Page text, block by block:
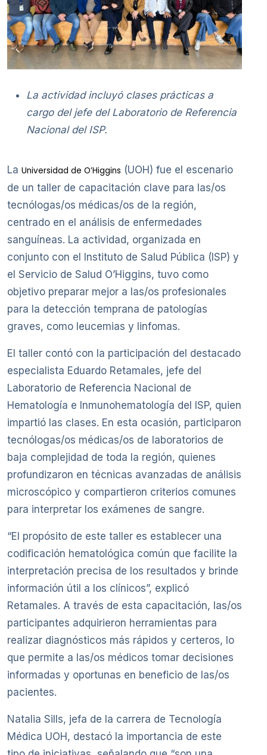
La actividad incluyó clases prácticas a
cargo del jefe del Laboratorio de Referencia
Nacional del ISP.
La Universidad de O’Higgins (UOH) fue el escenario
de un taller de capacitación clave para las/os
tecnólogas/os médicas/os de la región,
centrado en el análisis de enfermedades
sanguíneas. La actividad, organizada en
conjunto con el Instituto de Salud Pública (ISP) y
el Servicio de Salud O’Higgins, tuvo como
objetivo preparar mejor a las/os profesionales
para la detección temprana de patologías
graves, como leucemias y linfomas.
El taller contó con la participación del destacado
especialista Eduardo Retamales, jefe del
Laboratorio de Referencia Nacional de
Hematología e Inmunohematología del ISP, quien
impartió las clases. En esta ocasión, participaron
tecnólogas/os médicas/os de laboratorios de
baja complejidad de toda la región, quienes
profundizaron en técnicas avanzadas de análisis
microscópico y compartieron criterios comunes
para interpretar los exámenes de sangre.
“El propósito de este taller es establecer una
codificación hematológica común que facilite la
interpretación precisa de los resultados y brinde
información útil a los clínicos”, explicó
Retamales. A través de esta capacitación, las/os
participantes adquirieron herramientas para
realizar diagnósticos más rápidos y certeros, lo
que permite a las/os médicos tomar decisiones
informadas y oportunas en beneficio de las/os
pacientes.
Natalia Sills, jefa de la carrera de Tecnología
Médica UOH, destacó la importancia de este